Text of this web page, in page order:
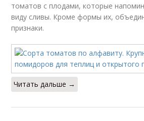
томатов с плодами, которые
виду сливы. Кроме формы их,
признаки.
Читать дальше →